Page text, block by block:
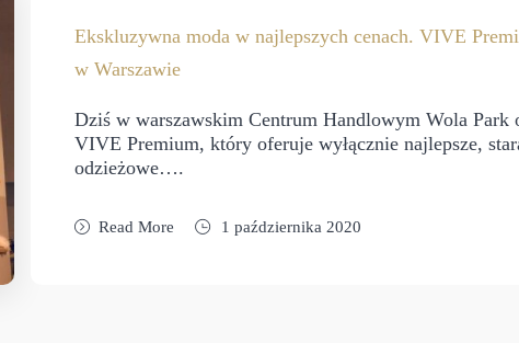
Ekskluzywna moda w najlepszych cenach. VIVE
w Warszawie
Dziś w warszawskim Centrum Handlowym Wola Park
VIVE Premium, który oferuje wyłącznie najlepsze,
odzieżowe….
Read More 1 października 2020